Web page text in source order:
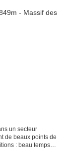
un secteur
de beaux points de
: beau temps